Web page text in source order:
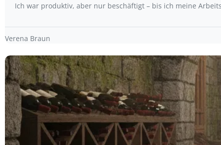
Ich war produktiv, aber nur beschäftigt – bis ich meine
Verena Braun